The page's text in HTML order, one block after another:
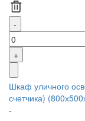
Шкаф уличного
счетчика)
-